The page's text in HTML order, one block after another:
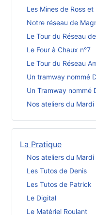
Les Mines de Ross
Notre réseau de
Le Tour du Réseau
Le Four à Chaux n°7
Le Tour du Réseau
Un tramway nommé
Un Tramway nommé
Nos ateliers du Mardi
La Pratique
Nos ateliers du Mardi
Les Tutos de Denis
Les Tutos de Patrick
Le Digital
Le Matériel Roulant